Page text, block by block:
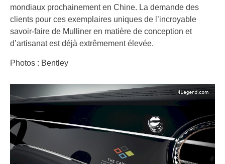
mondiaux prochainement en Chine. La demande des
clients pour ces exemplaires uniques de l’incroyable
savoir-faire de Mulliner en matière de conception et
d’artisanat est déjà extrêmement élevée.
Photos : Bentley